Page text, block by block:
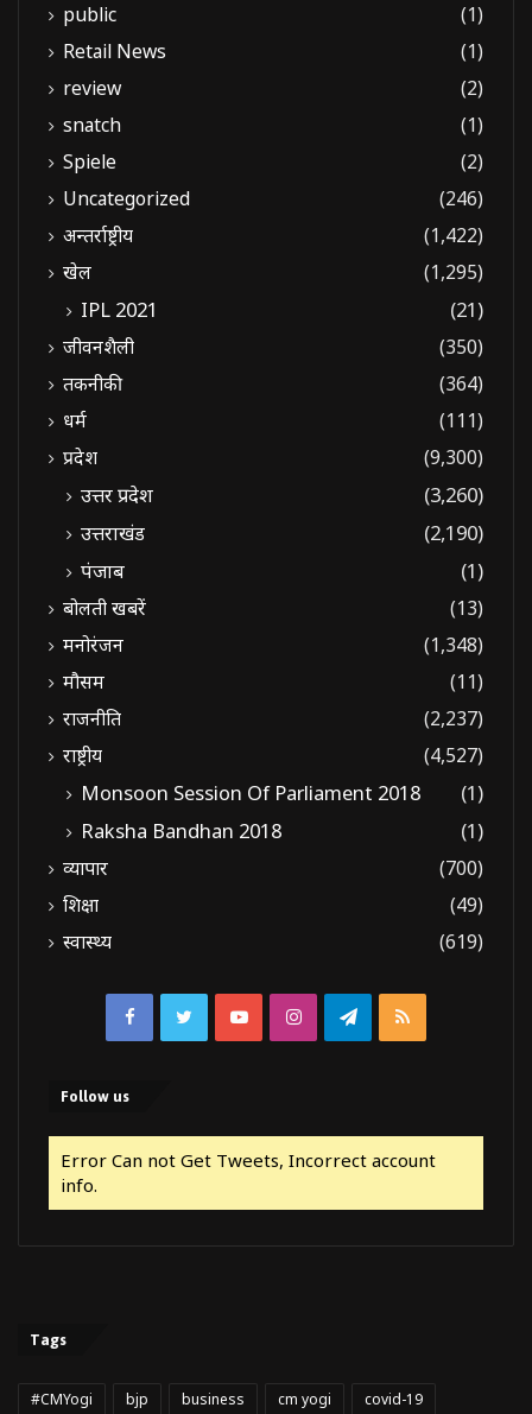
public
(1)
Retail News
(1)
review
(2)
snatch
(1)
Spiele
(2)
Uncategorized
(246)
अन्तर्राष्ट्रीय
(1,422)
खेल
(1,295)
IPL 2021 (21)
जीवनशैली
(350)
तकनीकी
(364)
धर्म
(111)
प्रदेश
(9,300)
उत्तर प्रदेश
(3,260)
उत्तराखंड
(2,190)
पंजाब
(1)
बोलती खबरें
(13)
मनोरंजन
(1,348)
मौसम
(11)
राजनीति
(2,237)
राष्ट्रीय
(4,527)
Monsoon Session Of Parliament 2018
(1)
Raksha Bandhan 2018
(1)
व्यापार
(700)
शिक्षा
(49)
स्वास्थ्य
(619)
FacebookTwitterYouTubeInstagramTelegram
RSS
Follow us
Error Can not Get Tweets, Incorrect account
info.
Tags
#CMYogi bjp business cm yogi covid-19